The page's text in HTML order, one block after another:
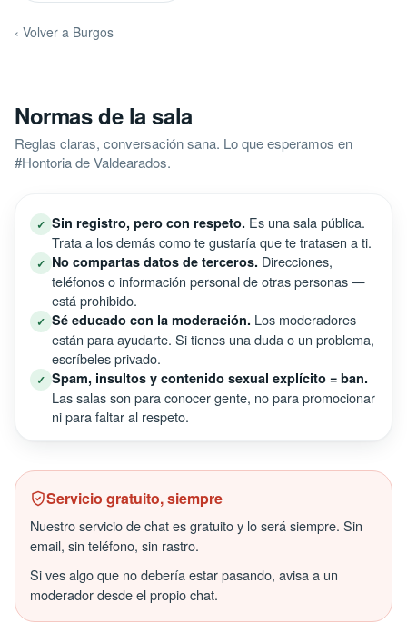
‹ Volver a Burgos
Normas de la sala
Reglas claras, conversación sana. Lo que esperamos en
#Hontoria de Valdearados.
✓ Sin registro, pero con respeto. Es una sala pública.
Trata a los demás como te gustaría que te tratasen a ti.
✓ No compartas datos de terceros. Direcciones,
teléfonos o información personal de otras personas —
está prohibido.
✓ Sé educado con la moderación. Los moderadores
están para ayudarte. Si tienes una duda o un problema,
escríbeles privado.
✓ Spam, insultos y contenido sexual explícito = ban.
Las salas son para conocer gente, no para promocionar
ni para faltar al respeto.
Servicio gratuito, siempre
Nuestro servicio de chat es gratuito y lo será siempre. Sin
email, sin teléfono, sin rastro.
Si ves algo que no debería estar pasando, avisa a un
moderador desde el propio chat.